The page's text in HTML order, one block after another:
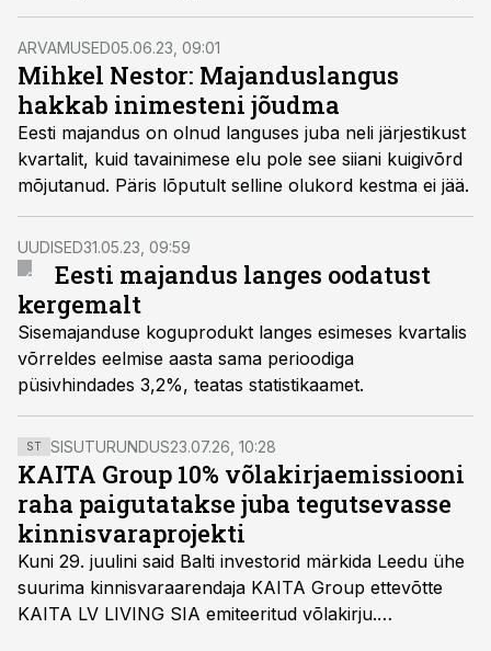
sellele järgnevad majapidamiskulud (41%), selgus SEB
aprillis korraldatud noorte uuringust.
ARVAMUSED05.06.23, 09:01
Mihkel Nestor: Majanduslangus
hakkab inimesteni jõudma
Eesti majandus on olnud languses juba neli järjestikust
kvartalit, kuid tavainimese elu pole see siiani kuigivõrd
mõjutanud. Päris lõputult selline olukord kestma ei jää.
UUDISED31.05.23, 09:59
Eesti majandus langes oodatust
kergemalt
Sisemajanduse koguprodukt langes esimeses kvartalis
võrreldes eelmise aasta sama perioodiga
püsivhindades 3,2%, teatas statistikaamet.
ST SISUTURUNDUS23.07.26, 10:28
KAITA Group 10% võlakirjaemissiooni
raha paigutatakse juba tegutsevasse
kinnisvaraprojekti
Kuni 29. juulini said Balti investorid märkida Leedu ühe
suurima kinnisvaraarendaja KAITA Group ettevõtte
KAITA LV LIVING SIA emiteeritud võlakirju.